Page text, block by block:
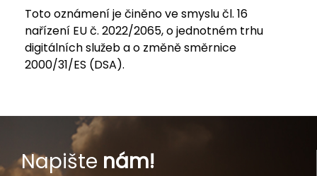
Toto oznámení je činěno ve smyslu čl. 16
nařízení EU č. 2022/2065, o jednotném trhu
digitálních služeb a o změně směrnice
2000/31/ES (DSA).
Napište nám!